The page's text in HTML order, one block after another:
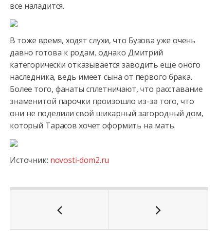
все наладится.
В тоже время, ходят слухи, что Бузова уже очень
давно готова к родам, однако Дмитрий
категорически отказывается заводить еще оного
наследника, ведь имеет сына от первого брака.
Более того, фанаты сплетничают, что расставание
знаменитой парочки произошло из-за того, что
они не поделили свой шикарный загородный дом,
который Тарасов хочет оформить на мать.
Источник: novosti-dom2.ru